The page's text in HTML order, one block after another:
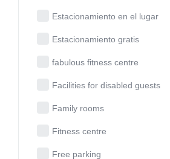
Estacionamiento en el lugar
Estacionamiento gratis
fabulous fitness centre
Facilities for disabled guests
Family rooms
Fitness centre
Free parking